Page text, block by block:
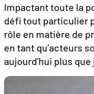
Impactant toute la
défi tout particulier
rôle en matière de
en tant qu’acteurs
aujourd’hui plus que